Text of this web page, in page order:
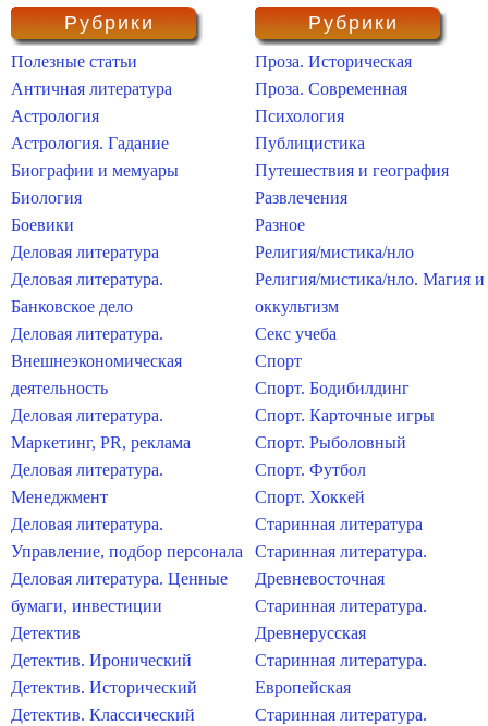
Рубрики
Полезные статьи
Античная литература
Астрология
Астрология. Гадание
Биографии и мемуары
Биология
Боевики
Деловая литература
Деловая литература.
Банковское дело
Деловая литература.
Внешнеэкономическая
деятельность
Деловая литература.
Маркетинг, PR, реклама
Деловая литература.
Менеджмент
Деловая литература.
Управление, подбор персонала
Деловая литература. Ценные
бумаги, инвестиции
Детектив
Детектив. Иронический
Детектив. Исторический
Детектив. Классический
Рубрики
Проза. Историческая
Проза. Современная
Психология
Публицистика
Путешествия и география
Развлечения
Разное
Религия/мистика/нло
Религия/мистика/нло. Магия и
оккультизм
Секс учеба
Спорт
Спорт. Бодибилдинг
Спорт. Карточные игры
Спорт. Рыболовный
Спорт. Футбол
Спорт. Хоккей
Старинная литература
Старинная литература.
Древневосточная
Старинная литература.
Древнерусская
Старинная литература.
Европейская
Старинная литература.